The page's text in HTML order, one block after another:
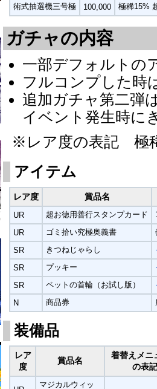
術式抽選機三号極
100,000 極稀15%
ガチャの内容
一部デフォルトの
フルコンプした時
追加ガチャ第二弾
イベント発生時に
※レア度の表記 極
アイテム
レア度 賞品名
UR 超お徳用善行スタンプカード
UR
ゴミ拾い究極奥義書
SR
きつねじゃらし
SR
プッキー
SR
ペットの首輪（お試し版）
N
商品券
装備品
レア
度
賞品名
着替えメニ
の表記
マジカルウィッ